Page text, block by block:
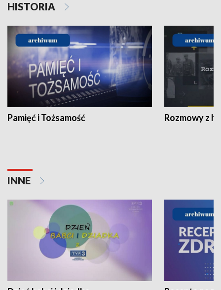
HISTORIA
Pamięć i Tożsamość Rozmowy z
INNE